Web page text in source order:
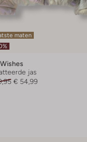
maten
jas
€ 54,99